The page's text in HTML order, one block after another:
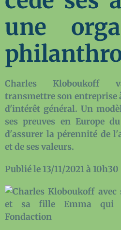
une
Charles Kloboukoff
transmettre son entreprise
d'intérêt général. Un
ses preuves en Europe
d'assurer la pérennité de
et de ses valeurs.
Publié le 13/11/2021 à 10h30